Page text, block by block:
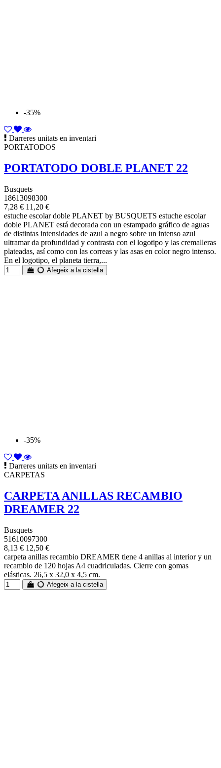
-35%
Darreres unitats en inventari
PORTATODOS
PORTATODO DOBLE PLANET 22
Busquets
18613098300
7,28 € 11,20 €
estuche escolar doble PLANET by BUSQUETS estuche escolar
doble PLANET está decorada con un estampado gráfico de aguas
de distintas intensidades de azul a negro sobre un intenso azul
ultramar da profundidad y contrasta con el logotipo y las cremalleras
plateadas, así como con las correas y las asas en color negro intenso.
En el logotipo, el planeta tierra,...
Afegeix a la cistella
-35%
Darreres unitats en inventari
CARPETAS
CARPETA ANILLAS RECAMBIO
DREAMER 22
Busquets
51610097300
8,13 € 12,50 €
carpeta anillas recambio DREAMER tiene 4 anillas al interior y un
recambio de 120 hojas A4 cuadriculadas. Cierre con gomas
elásticas. 26,5 x 32,0 x 4,5 cm.
Afegeix a la cistella